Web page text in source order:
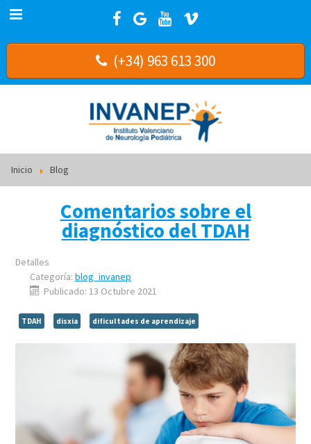
(+34) 963 613 300
Inicio Blog
Comentarios sobre el
diagnóstico del TDAH
Detalles
Categoría: blog_invanep
Publicado: 13 Octubre 2021
TDAH disxia dificultades de aprendizaje